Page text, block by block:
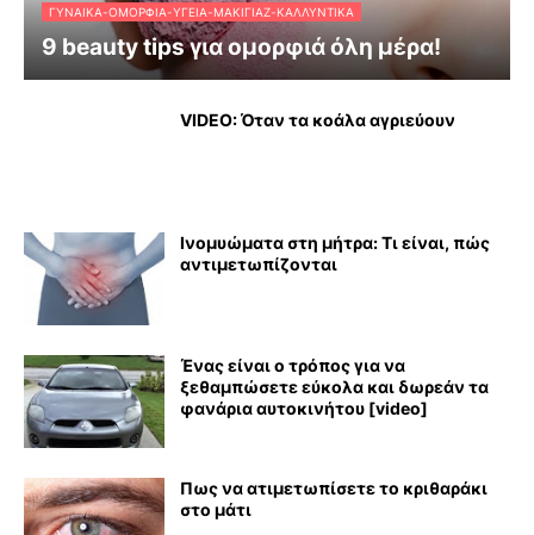
ΓΥΝΑΊΚΑ-ΟΜΟΡΦΙΆ-ΥΓΕΊΑ-ΜΑΚΙΓΙΆΖ-ΚΑΛΛΥΝΤΙΚΆ
9 beauty tips για ομορφιά όλη μέρα!
VIDEO: Όταν τα κοάλα αγριεύουν
Ινομυώματα στη μήτρα: Τι είναι, πώς
αντιμετωπίζονται
Ένας είναι ο τρόπος για να
ξεθαμπώσετε εύκολα και δωρεάν τα
φανάρια αυτοκινήτου [video]
Πως να ατιμετωπίσετε το κριθαράκι
στο μάτι